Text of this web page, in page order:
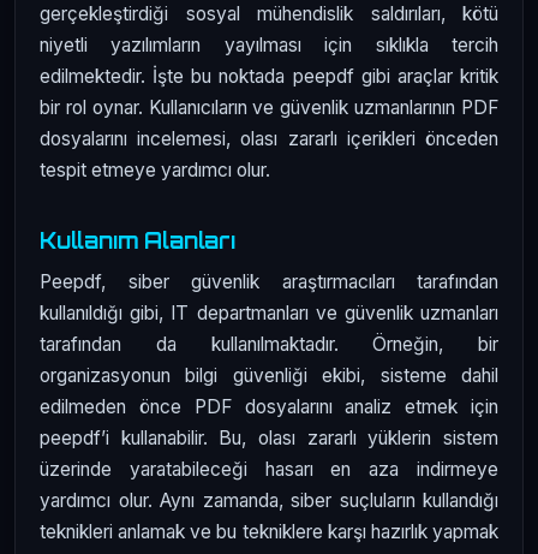
gerçekleştirdiği sosyal mühendislik saldırıları, kötü
niyetli yazılımların yayılması için sıklıkla tercih
edilmektedir. İşte bu noktada peepdf gibi araçlar kritik
bir rol oynar. Kullanıcıların ve güvenlik uzmanlarının PDF
dosyalarını incelemesi, olası zararlı içerikleri önceden
tespit etmeye yardımcı olur.
Kullanım Alanları
Peepdf, siber güvenlik araştırmacıları tarafından
kullanıldığı gibi, IT departmanları ve güvenlik uzmanları
tarafından da kullanılmaktadır. Örneğin, bir
organizasyonun bilgi güvenliği ekibi, sisteme dahil
edilmeden önce PDF dosyalarını analiz etmek için
peepdf’i kullanabilir. Bu, olası zararlı yüklerin sistem
üzerinde yaratabileceği hasarı en aza indirmeye
yardımcı olur. Aynı zamanda, siber suçluların kullandığı
teknikleri anlamak ve bu tekniklere karşı hazırlık yapmak